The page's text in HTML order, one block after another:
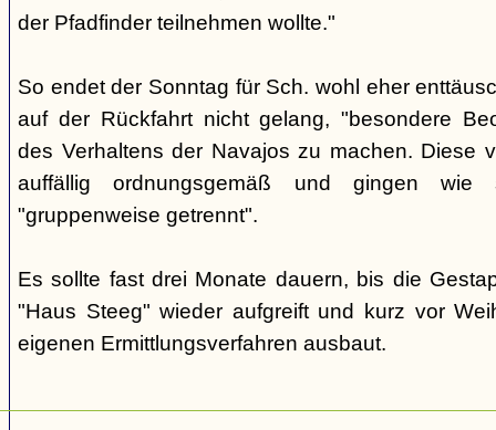
der Pfadfinder teilnehmen wollte."
So endet der Sonntag für Sch. wohl eher
auf der Rückfahrt nicht gelang, "besondere
des Verhaltens der Navajos zu machen. Diese
auffällig ordnungsgemäß und gingen wie
"gruppenweise getrennt".
Es sollte fast drei Monate dauern, bis die
"Haus Steeg" wieder aufgreift und kurz vor
eigenen Ermittlungsverfahren ausbaut.